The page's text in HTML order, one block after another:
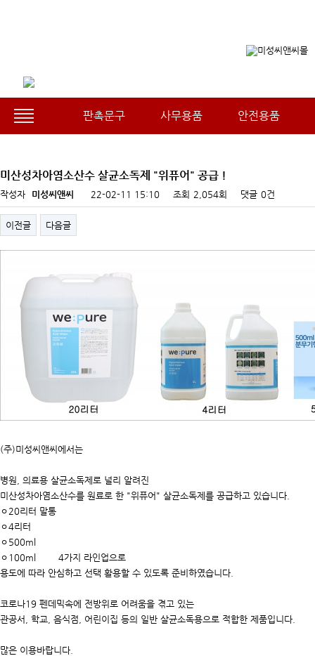
판촉문구 사무용품 안전용품
미산성차아염소산수 살균소독제 "위퓨어" 공급 !
작성자 미성씨앤씨 22-02-11 15:10 조회 2,054회 댓글 0건
이전글 다음글
(주)미성씨앤씨에서는
병원, 의료용 살균소독제로 널리 알려진
미산성차아염소산수를 원료로 한 "위퓨어" 살균소독제를 공급하고 있습니다.
ㅇ20리터 말통
ㅇ4리터
ㅇ500ml
ㅇ100ml 4가지 라인업으로
용도에 따라 안심하고 선택 활용할 수 있도록 준비하였습니다.
코로나19 펜데믹속에 전방위로 어려움을 겪고 있는
관공서, 학교, 음식점, 어린이집 등의 일반 살균소독용으로 적합한 제품입니다.
많은 이용바랍니다.